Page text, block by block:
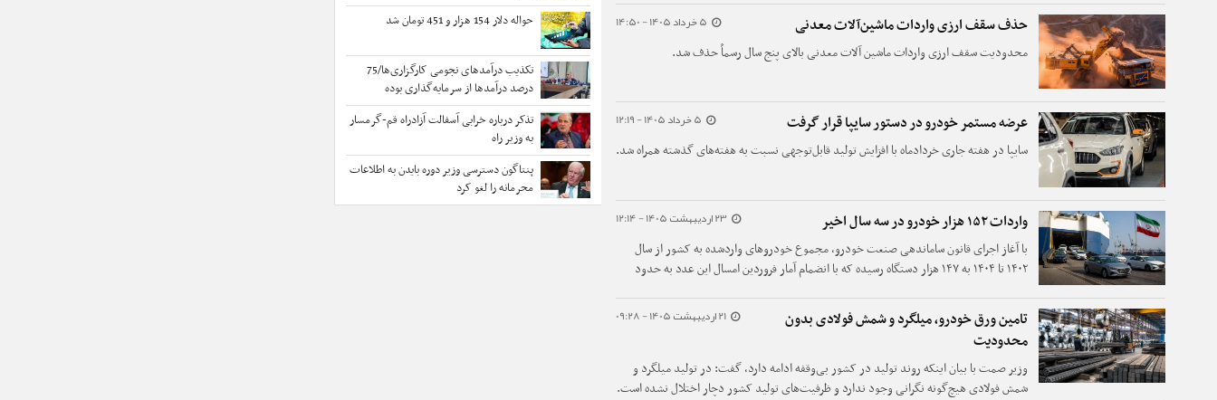
5 خرداد 1405 - 14:50 حذف سقف ارزی واردات ماشین‌آلات معدنی
محدودیت سقف ارزی واردات ماشین آلات معدنی بالای پنج سال رسماً حذف شد.
5 خرداد 1405 - 12:19 عرضه مستمر خودرو در دستور سایپا قرار گرفت
سایپا در هفته جاری خردادماه با افزایش تولید قابل‌توجهی نسبت به هفته‌های گذشته همراه شد.
23 اردیبهشت 1405 - 12:14 واردات ۱۵۲ هزار خودرو در سه سال اخیر
با آغاز اجرای قانون ساماندهی صنعت خودرو، مجموع خودروهای واردشده به کشور از سال
۱۴۰۲ تا ۱۴۰۴ به ۱۴۷ هزار دستگاه رسیده که با انضمام آمار فروردین امسال این عدد به حدود
21 اردیبهشت 1405 - 09:28
تامین ورق خودرو، میلگرد و شمش فولادی بدون
محدودیت
وزیر صمت با بیان اینکه روند تولید در کشور بی‌وقفه ادامه دارد، گفت: در تولید میلگرد و
شمش فولادی هیچ‌گونه نگرانی وجود ندارد و ظرفیت‌های تولید کشور دچار اختلال نشده است.
حواله دلار 154 هزار و 451 تومان شد
تکذیب درآمدهای نجومی کارگزاری‌ها/75
درصد درآمدها از سرمایه‌گذاری بوده
تذکر درباره خرابی آسفالت آزادراه قم-گرمسار
به وزیر راه
پنتاگون دسترسی وزیر دوره بایدن به اطلاعات
محرمانه را لغو کرد